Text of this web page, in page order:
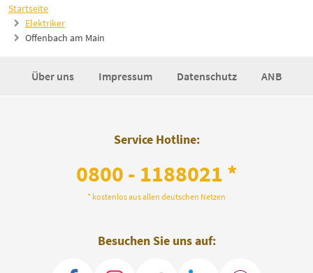
Startseite
Elektriker
Offenbach am Main
Über uns Impressum Datenschutz ANB
Service Hotline:
0800 - 1188021 *
* kostenlos aus allen deutschen Netzen
Besuchen Sie uns auf: